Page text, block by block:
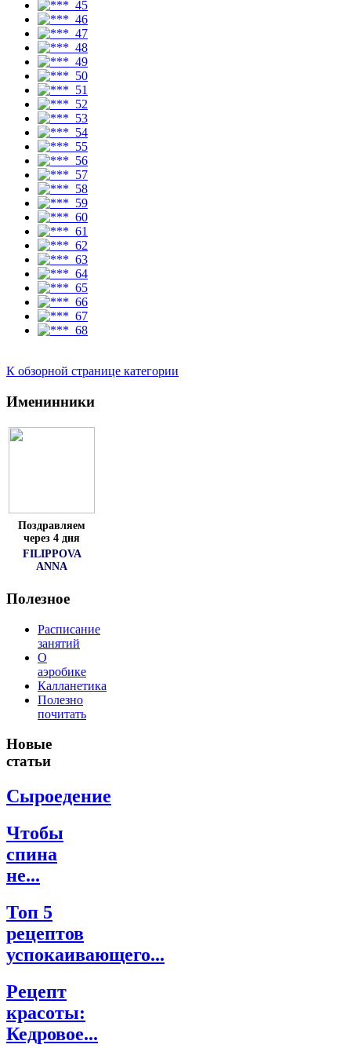
К обзорной странице категории
Именинники
Поздравляем
через 4 дня
FILIPPOVA
ANNA
Полезное
Расписание
занятий
О
аэробике
Калланетика
Полезно
почитать
Новые
статьи
Сыроедение
Чтобы
спина
не...
Топ 5
рецептов
успокаивающего...
Рецепт
красоты:
Кедровое...